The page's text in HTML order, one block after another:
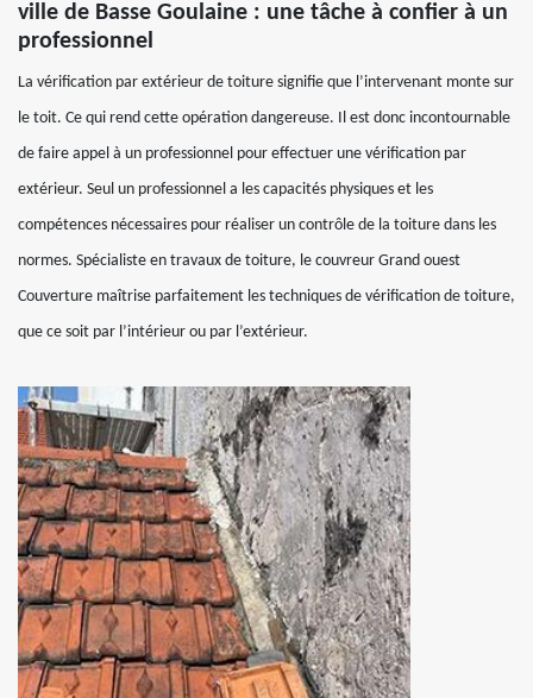
ville de Basse Goulaine : une tâche à confier à un
professionnel
La vérification par extérieur de toiture signifie que l’intervenant monte sur
le toit. Ce qui rend cette opération dangereuse. Il est donc incontournable
de faire appel à un professionnel pour effectuer une vérification par
extérieur. Seul un professionnel a les capacités physiques et les
compétences nécessaires pour réaliser un contrôle de la toiture dans les
normes. Spécialiste en travaux de toiture, le couvreur Grand ouest
Couverture maîtrise parfaitement les techniques de vérification de toiture,
que ce soit par l’intérieur ou par l’extérieur.